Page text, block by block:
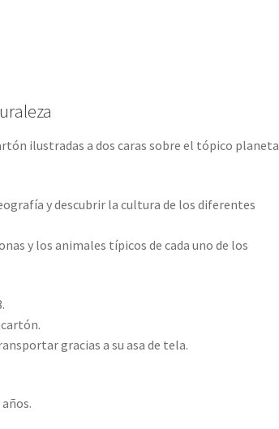
ilustradas a dos caras sobre el tópico planeta
y descubrir la cultura de los diferentes
y los animales típicos de cada uno de los
gracias a su asa de tela.